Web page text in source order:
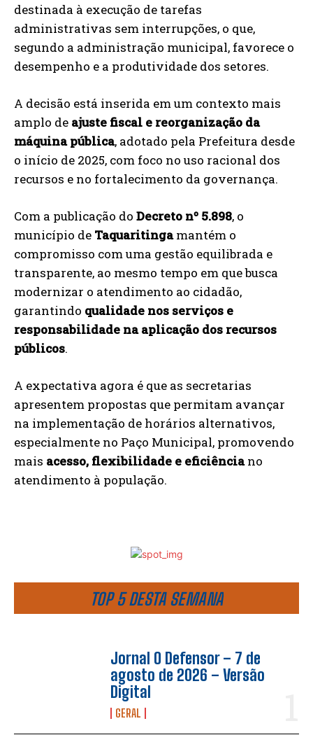
TOP 5 DESTA SEMANA
Jornal O Defensor – 7 de
agosto de 2026 – Versão
Digital
GERAL
destinada à execução de tarefas
administrativas sem interrupções, o que,
segundo a administração municipal, favorece o
desempenho e a produtividade dos setores.
A decisão está inserida em um contexto mais
amplo de ajuste fiscal e reorganização da
máquina pública, adotado pela Prefeitura desde
o início de 2025, com foco no uso racional dos
recursos e no fortalecimento da governança.
Com a publicação do Decreto nº 5.898, o
município de Taquaritingamantém o
compromisso com uma gestão equilibrada e
transparente, ao mesmo tempo em que busca
modernizar o atendimento ao cidadão,
garantindo qualidade nos serviços e
responsabilidade na aplicação dos recursos
públicos.
A expectativa agora é que as secretarias
apresentem propostas que permitam avançar
na implementação de horários alternativos,
especialmente no Paço Municipal, promovendo
mais acesso, flexibilidade e eficiênciano
atendimento à população.